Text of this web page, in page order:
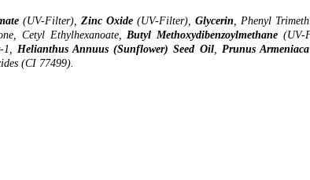
(UV-Filter),Zinc Oxide (UV-Filter), Glycerin , Phenyl
Cetyl Ethylhexanoate, Butyl Methoxydibenzoylmethane(UV-
1, Helianthus Annuus (Sunflower) Seed Oil, Prunus
(CI 77499).